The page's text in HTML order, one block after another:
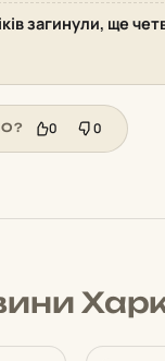
загинули, ще
0 0